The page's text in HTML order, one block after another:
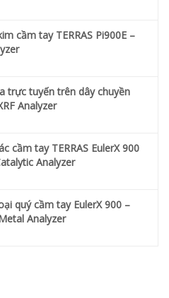
cầm tay TERRAS Pi900E –
trực tuyến trên dây chuyền
Analyzer
cầm tay TERRAS EulerX 900
Analyzer
quý cầm tay EulerX 900 –
Analyzer